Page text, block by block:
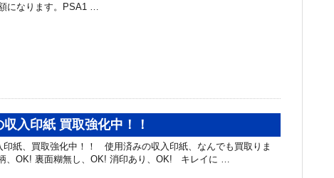
になります。PSA1 …
入印紙 買取強化中！！
印紙、買取強化中！！ 使用済みの収入印紙、なんでも買取りま
、OK! 裏面糊無し、OK! 消印あり、OK! キレイに …